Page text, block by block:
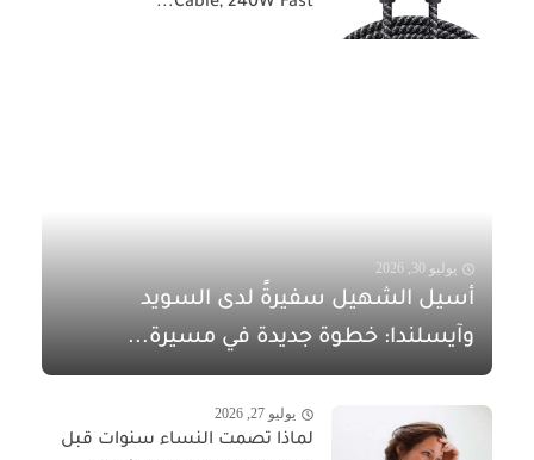
يوليو 30, 2026
أسيل الشهيل سفيرةً لدى السويد
وآيسلندا: خطوة جديدة في مسيرة...
يوليو 27, 2026
لماذا تصمت النساء سنوات قبل